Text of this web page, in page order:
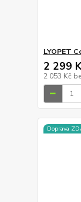
LYOPET
2 299
2 053 Kč
Doprava